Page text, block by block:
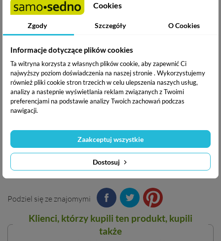
- zyskasz motywację do aktywności fizycznej i zdrowego stylu
doświadczeniem. W swojej poradni Hipokampus prowadzą
warsztaty dla dzieci i dorosłych. Zawodowo zainteresowani
wspomaganiem rozwoju dzieci i poprawą funkcjonowania
poznawczego dorosłych. Są autorami sześciu poradników w
serii Samo Sedno.
Nowe wydanie książki "Trening umysłu dla osób 50+"
Podziel się ze znajomymi
Klienci, którzy kupili ten produkt, kupili
także
Cookies
Zgody Szczegóły O Cookies
Informacje dotyczące plików cookies
Ta witryna korzysta z własnych plików cookie, aby zapewnić Ci
najwyższy poziom doświadczenia na naszej stronie . Wykorzystujemy
również pliki cookie stron trzecich w celu ulepszenia naszych usług,
analizy a nastepnie wyświetlania reklam związanych z Twoimi
preferencjami na podstawie analizy Twoich zachowań podczas
nawigacji.
Dostosuj
Zaakceptuj wszystkie